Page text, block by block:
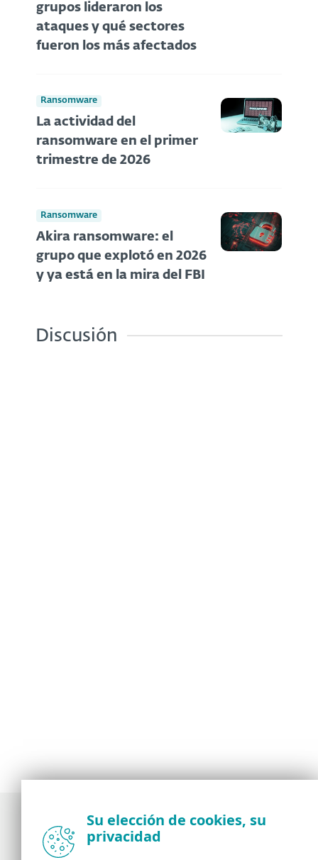
grupos lideraron los
ataques y qué sectores
fueron los más afectados
Ransomware
La actividad del
ransomware en el primer
trimestre de 2026
Ransomware
Akira ransomware: el
grupo que explotó en 2026
y ya está en la mira del FBI
Discusión
Noticias, opiniones y análisis de la comunidad de
Su elección de cookies, su
privacidad